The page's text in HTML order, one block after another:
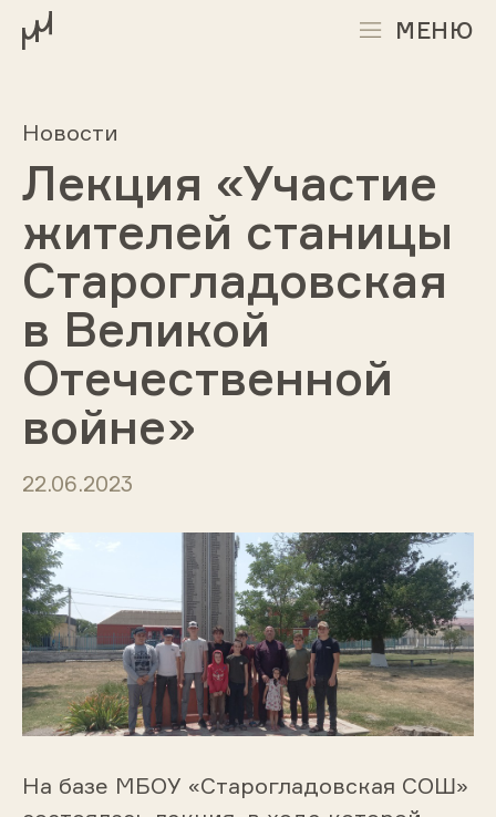
МЕНЮ
Новости
Лекция «Участие
жителей станицы
Старогладовская
в Великой
Отечественной
войне»
22.06.2023
На базе МБОУ «Старогладовская СОШ»